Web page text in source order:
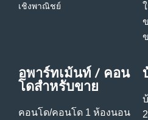
เชิงพาณิชย์
อพาร์ทเม้นท์ / คอน
โดสําหรับขาย
คอนโด/คอนโด 1 ห้องนอน